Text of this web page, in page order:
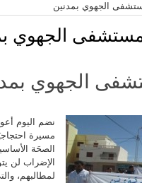
الجهوي بمدنين
الجهوي
الجهوي
نضم اليوم
مسيرة
الصحَة
الإضراب لن
لمطالبهم،